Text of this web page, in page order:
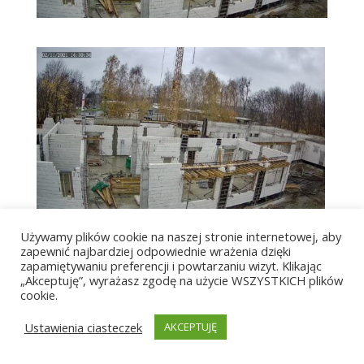
Zaprojektowano i wykonano dla Rembud Sp. z o.o.
Copyright © Rembud 2021
Używamy plików cookie na naszej stronie internetowej, aby
zapewnić najbardziej odpowiednie wrażenia dzięki
zapamiętywaniu preferencji i powtarzaniu wizyt. Klikając
„Akceptuję”, wyrażasz zgodę na użycie WSZYSTKICH plików
cookie.
Ustawienia ciasteczek
AKCEPTUJĘ